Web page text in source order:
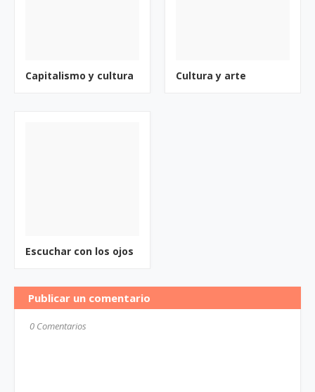
Capitalismo y cultura Cultura y arte
Escuchar con los ojos
Publicar un comentario
0 Comentarios